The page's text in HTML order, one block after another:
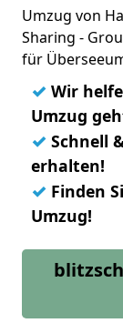
Umzug von
Sharing -
für
✓ Wir
Umzug
✓ Schnell
erhalten!
✓ Finden
Umzug!